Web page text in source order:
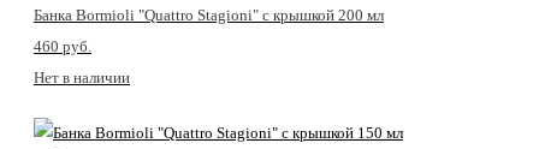
Банка Bormioli "Quattro Stagioni" с крышкой 200 мл
460 pуб.
Нет в наличии